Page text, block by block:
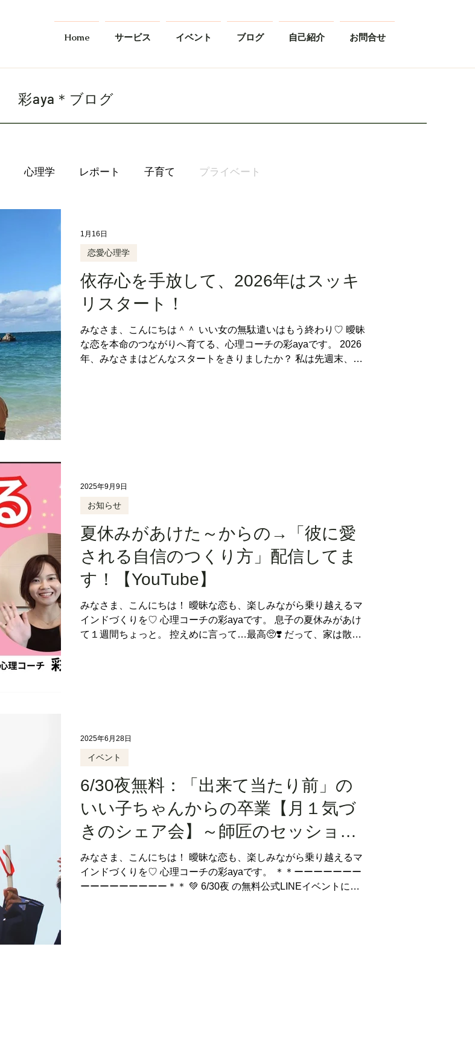
Home サービス イベント ブログ 自己紹介 お問合せ
​彩aya＊ブログ
心理学 レポート 子育て プライベート
依存心を手放して、2026年はスッキ
リスタート！
みなさま、こんにちは＾＾ いい女の無駄遣いはもう終わり♡ 曖昧
な恋を本命のつながりへ育てる、心理コーチの彩ayaです。 2026
年、みなさまはどんなスタートをきりましたか？ 私は先週末、大
はないから、気候の面で言っても最高なんですよねぇ…！ 子育て
とのバランスを考えると、５～８年後くらいかな 冬季だけでも、
ョンを描いておりました＾＾ （沖縄で泊まったホテル。住む家は
コンパクトが好きなんだけど、ホ
恋愛心理学
1月16日
夏休みがあけた～からの→「彼に愛
される自信のつくり方」配信してま
す！【YouTube】
みなさま、こんにちは！ 曖昧な恋も、楽しみながら乗り越えるマ
インドづくりを♡ 心理コーチの彩ayaです。 息子の夏休みがあけ
て１週間ちょっと。 控えめに言って…最高🥺❣️ だって、家は散ら
お知らせ
2025年9月9日
6/30夜無料：「出来て当たり前」の
いい子ちゃんからの卒業【月１気づ
きのシェア会】～師匠のセッション
後になめんなよ！が出てきた話～
みなさま、こんにちは！ 曖昧な恋も、楽しみながら乗り越えるマ
インドづくりを♡ 心理コーチの彩ayaです。 ＊＊ーーーーーーー
ーーーーーーーーー＊＊ 💚 6/30夜 の無料公式LINEイベントにて
イベント
2025年6月28日